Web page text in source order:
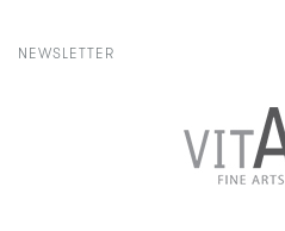
NEWSLETTER